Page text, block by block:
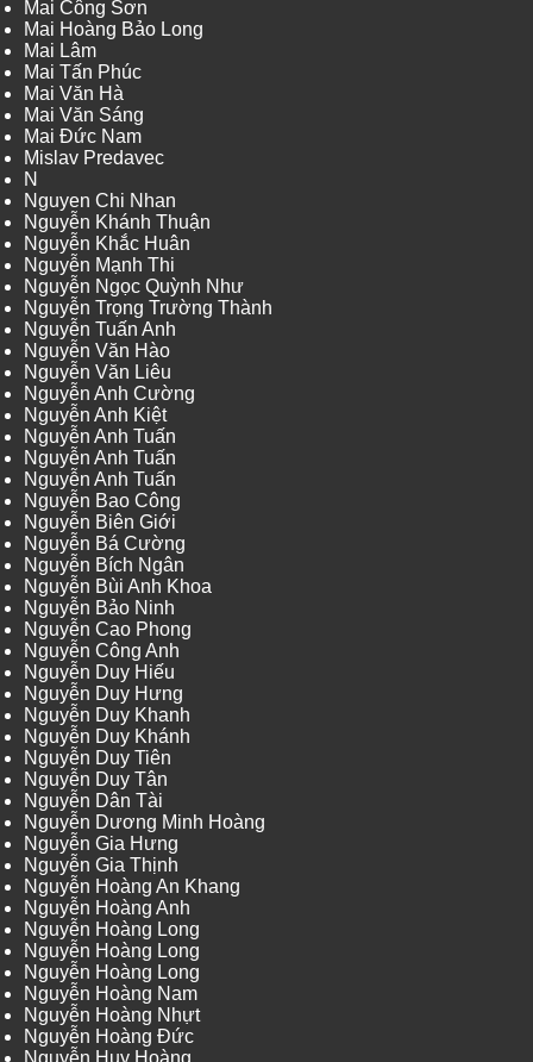
Mai Công Sơn
Mai Hoàng Bảo Long
Mai Lâm
Mai Tấn Phúc
Mai Văn Hà
Mai Văn Sáng
Mai Đức Nam
Mislav Predavec
N
Nguyen Chi Nhan
Nguyễn Khánh Thuận
Nguyễn Khắc Huân
Nguyễn Mạnh Thi
Nguyễn Ngọc Quỳnh Như
Nguyễn Trọng Trường Thành
Nguyễn Tuấn Anh
Nguyễn Văn Hào
Nguyễn Văn Liêu
Nguyễn Anh Cường
Nguyễn Anh Kiệt
Nguyễn Anh Tuấn
Nguyễn Anh Tuấn
Nguyễn Anh Tuấn
Nguyễn Bao Công
Nguyễn Biên Giới
Nguyễn Bá Cường
Nguyễn Bích Ngân
Nguyễn Bùi Anh Khoa
Nguyễn Bảo Ninh
Nguyễn Cao Phong
Nguyễn Công Anh
Nguyễn Duy Hiếu
Nguyễn Duy Hưng
Nguyễn Duy Khanh
Nguyễn Duy Khánh
Nguyễn Duy Tiên
Nguyễn Duy Tân
Nguyễn Dân Tài
Nguyễn Dương Minh Hoàng
Nguyễn Gia Hưng
Nguyễn Gia Thịnh
Nguyễn Hoàng An Khang
Nguyễn Hoàng Anh
Nguyễn Hoàng Long
Nguyễn Hoàng Long
Nguyễn Hoàng Long
Nguyễn Hoàng Nam
Nguyễn Hoàng Nhựt
Nguyễn Hoàng Đức